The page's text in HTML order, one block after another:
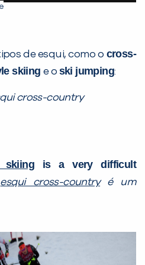
de esqui, como o cross-
skiinge o ski jumping:
cross-country
skiingis a very difficult
esqui cross-countryé um